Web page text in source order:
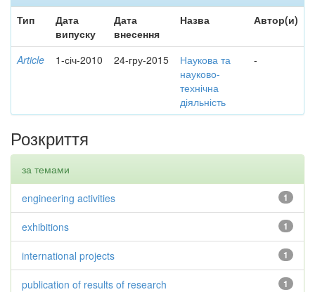
Тип
Дата
випуску
Дата
внесення
Назва Автор(и)
Article 1-січ-2010 24-гру-2015
Наукова та
науково-
технічна
діяльність
-
Розкриття
за темами
1
engineering activities
1
exhibitions
1
international projects
1
publication of results of research